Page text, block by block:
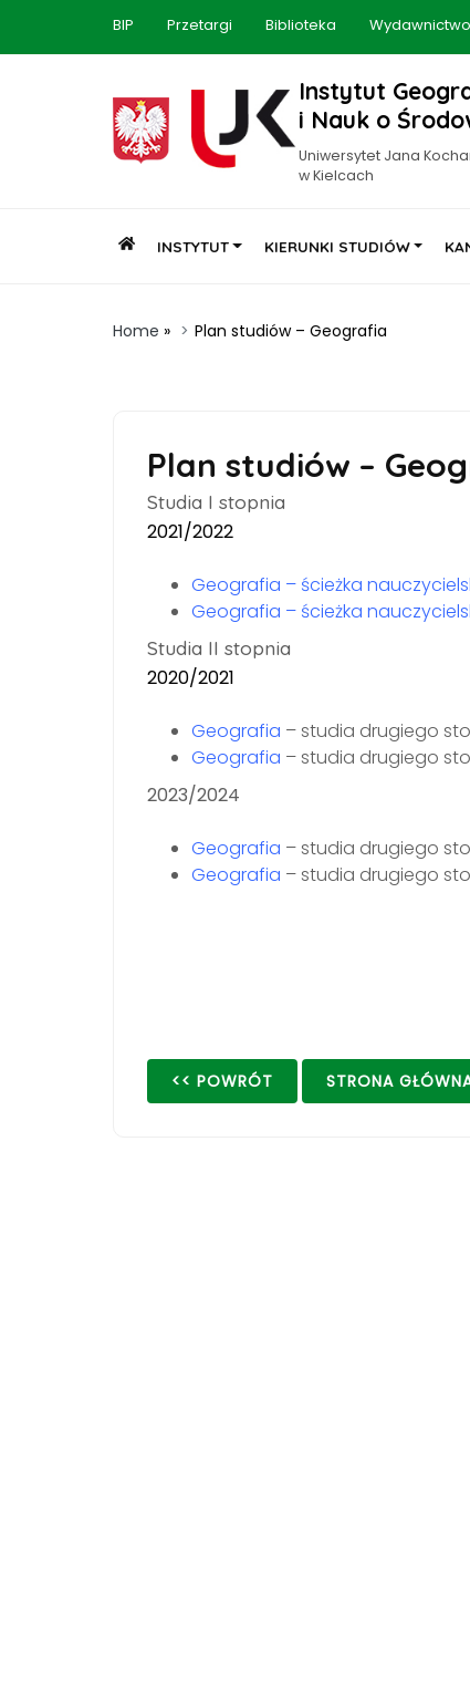
BIP Przetargi Biblioteka Wydawnictwo
Instytut
i Nauk o
Uniwersytet Jana
w Kielcach
INSTYTUT KIERUNKI STUDIÓW
Home » Plan studiów – Geografia
Plan studiów –
Studia I stopnia
2021/2022
Geografia – ścieżka
Geografia – ścieżka
Studia II stopnia
2020/2021
Geografia – studia drugiego
Geografia – studia drugiego
2023/2024
Geografia – studia drugiego
Geografia – studia drugiego
<< POWRÓT STRONA